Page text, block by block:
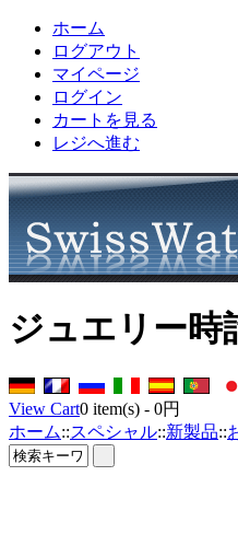
ホーム
ログアウト
マイページ
ログイン
カートを見る
レジへ進む
ジュエリー時
View Cart0 item(s) - 0円
ホーム::スペシャル::新製品::